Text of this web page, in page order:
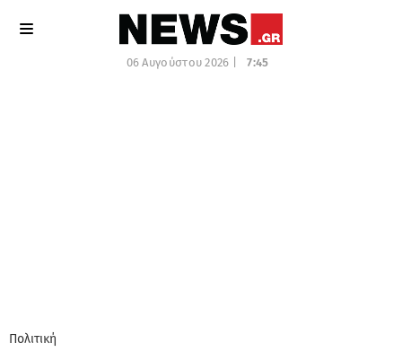
06 Αυγούστου 2026 | 7:45
Πολιτική